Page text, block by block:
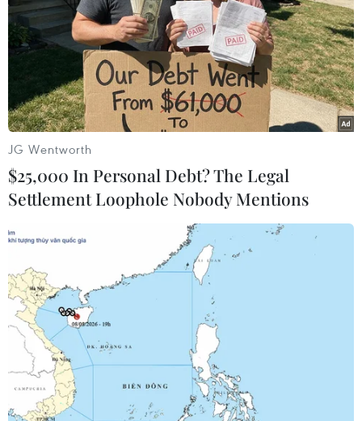
#nắng nóng
#hỏa hoạn
#đột quỵ do sốc nhiệt
#mưa đá
Theo dõi VietnamPlus
JG Wentworth
$25,000 In Personal Debt? The Legal
Settlement Loophole Nobody Mentions